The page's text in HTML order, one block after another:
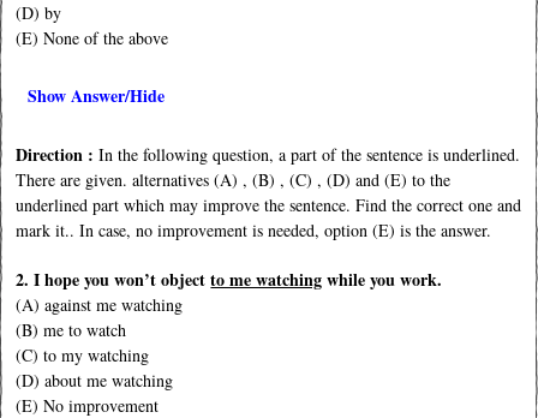
(D) by
(E) None of the above
Show Answer/Hide
Direction : In the following question, a part of the sentence is underlined.
There are given. alternatives (A) , (B) , (C) , (D) and (E) to the
underlined part which may improve the sentence. Find the correct one and
mark it.. In case, no improvement is needed, option (E) is the answer.
2. I hope you won’t objectto me watchingwhile you work.
(A) against me watching
(B) me to watch
(C) to my watching
(D) about me watching
(E) No improvement